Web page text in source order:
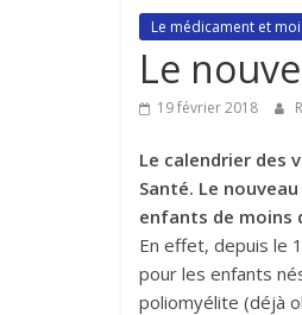
Le médicament et moi
Le
19 février 2018
Le calendrier des
Santé. Le
enfants de moins
En effet, depuis le
pour les enfants
poliomyélite (déjà